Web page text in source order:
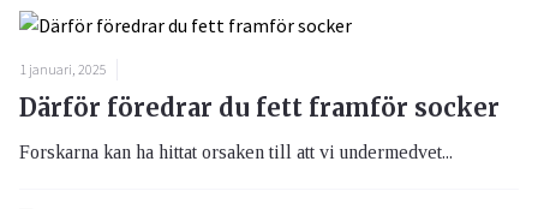
1 januari, 2025
Därför föredrar du fett framför socker
Forskarna kan ha hittat orsaken till att vi undermedvet...